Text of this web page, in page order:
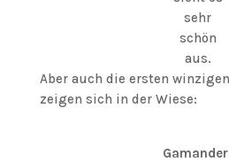
sehr
schön
aus.
Aber auch die ersten
zeigen sich in der Wiese: